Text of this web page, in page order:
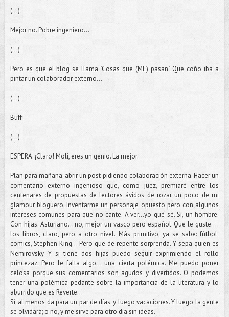
(...)
Mejor no. Pobre ingeniero...
(...)
Pero es que el blog se llama "Cosas que (ME) pasan". Que coño iba a
pintar un colaborador externo...
(...)
Buff
(...)
ESPERA. ¡Claro! Moli, eres un genio. La mejor.
Plan para mañana: abrir un post pidiendo colaboración externa. Hacer un
comentario externo ingenioso que, como juez, premiaré entre los
centenares de propuestas de lectores ávidos de rozar un poco de mi
glamour bloguero. Inventarme un personaje opuesto pero con algunos
intereses comunes para que no cante. A ver...yo qué sé. Sí, un hombre.
Con hijas. Asturiano... no, mejor un vasco pero español. Que le guste....
los libros, claro, pero a otro nivel. Más primitivo, ya se sabe: fútbol,
comics, Stephen King... Pero que de repente sorprenda. Y sepa quien es
Nemirovsky. Y si tiene dos hijas puedo seguir exprimiendo el rollo
princezaz. Pero le falta algo... una cierta polémica. Me puedo poner
celosa porque sus comentarios son agudos y divertidos. O podemos
tener una polémica pedante sobre la importancia de la literatura y lo
aburrido que es Reverte...
Sí, al menos da para un par de días. y luego vacaciones. Y luego la gente
se olvidará; o no, y me sirve para otro día sin ideas.